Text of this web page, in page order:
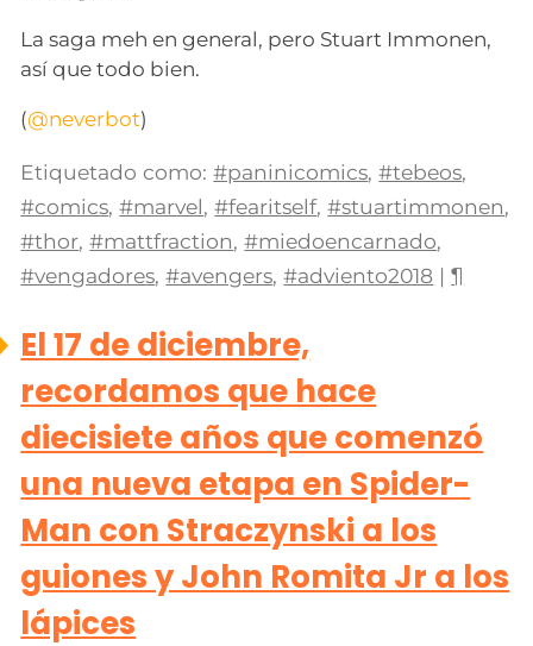
La saga meh en general, pero Stuart Immonen,
así que todo bien.
(@neverbot)
Etiquetado como: #paninicomics,#tebeos,
#comics,#marvel,#fearitself,#stuartimmonen,
#thor,#mattfraction,#miedoencarnado,
#vengadores,#avengers,#adviento2018 |¶
El 17 de diciembre,
recordamos que hace
diecisiete años que comenzó
una nueva etapa en Spider-
Man con Straczynski a los
guiones y John Romita Jr a los
lápices